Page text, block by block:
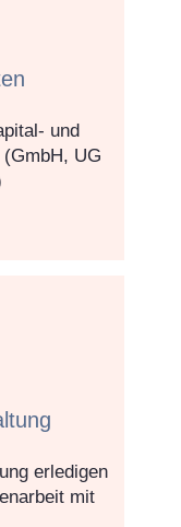
und
UG
erledigen
mit